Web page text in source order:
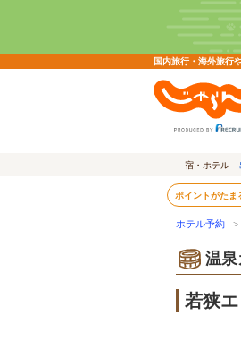
国内旅行・海外旅行
宿・ホテル
ポイントがたま
ホテル予約 >
温泉
若狭